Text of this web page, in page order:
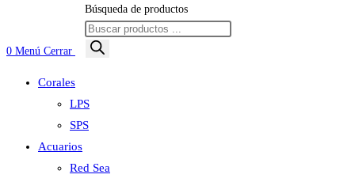
0 Menú Cerrar
Búsqueda de productos
Corales
LPS
SPS
Acuarios
Red Sea